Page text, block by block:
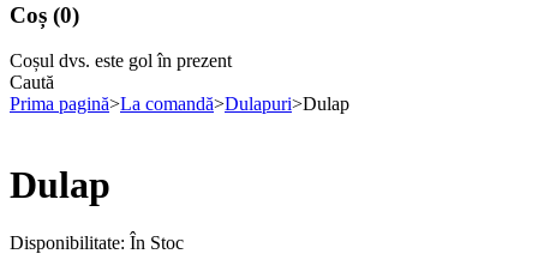
Coș (0)
Coșul dvs. este gol în prezent
Caută
Prima pagină>La comandă>Dulapuri>Dulap
Dulap
Disponibilitate: În Stoc